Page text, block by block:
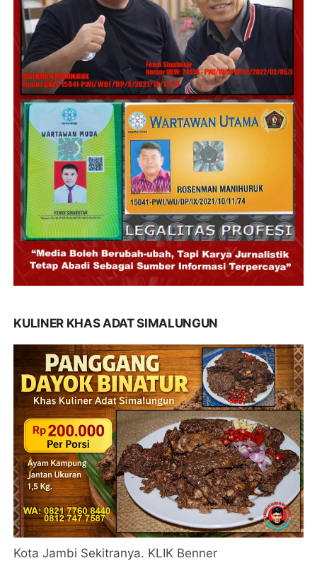
KULINER KHAS ADAT SIMALUNGUN
Kota Jambi Sekitranya. KLIK Benner